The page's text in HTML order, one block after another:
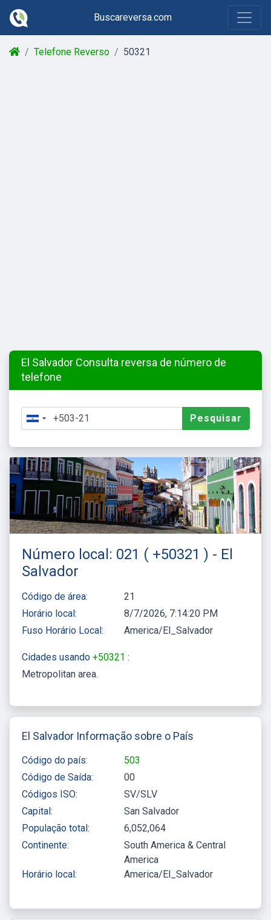
Buscareversa.com
Telefone Reverso 50321
El Salvador Consulta reversa de número de
telefone
Pesquisar
Número local: 021 ( +50321 ) - El
Salvador
Código de área:
21
Horário local:
8/7/2026, 7:14:20 PM
Fuso Horário Local:
America/El_Salvador
Cidades usando +50321 :
Metropolitan area
El Salvador Informação sobre o País
Código do país:
503
Código de Saída:
00
Códigos ISO:
SV/SLV
Capital:
San Salvador
População total:
6,052,064
Continente:
South America & Central
America
Horário local:
America/El_Salvador